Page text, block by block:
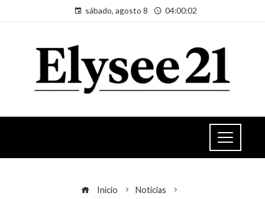
sábado, agosto 8 04:00:02
Inicio
Noticias